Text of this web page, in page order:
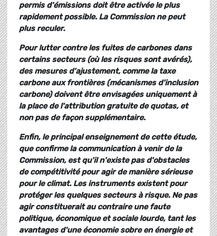
permis d'émissions doit être activée le plus
rapidement possible. La Commission ne peut
plus reculer.
Pour lutter contre les fuites de carbones dans
certains secteurs (où les risques sont avérés),
des mesures d'ajustement, comme la taxe
carbone aux frontières (mécanismes d'inclusion
carbone) doivent être envisagées uniquement à
la place de l'attribution gratuite de quotas, et
non pas de façon supplémentaire.
Enfin, le principal enseignement de cette étude,
que confirme la communication à venir de la
Commission, est qu'il n'existe pas d'obstacles
de compétitivité pour agir de manière sérieuse
pour le climat. Les instruments existent pour
protéger les quelques secteurs à risque. Ne pas
agir constituerait au contraire une faute
politique, économique et sociale lourde, tant les
avantages d'une économie sobre en énergie et